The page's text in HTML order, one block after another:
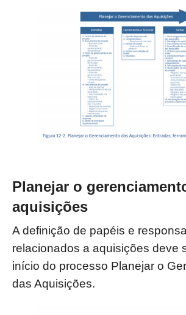
Planejar o
aquisições
A definição de papéis e
relacionados a aquisições deve
início do processo Planejar o
das Aquisições.